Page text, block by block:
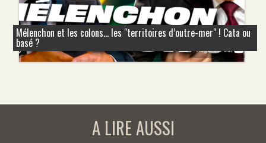
Mélenchon et les colons... les "territoires d’outre-mer" ! Cata ou
basé ?
A LIRE AUSSI